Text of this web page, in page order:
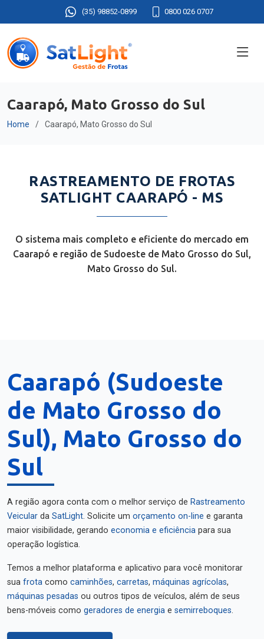
(35) 98852-0899 0800 026 0707
Caarapó, Mato Grosso do Sul
Home Caarapó, Mato Grosso do Sul
RASTREAMENTO DE FROTAS
SATLIGHT CAARAPÓ - MS
O sistema mais completo e eficiente do mercado em
Caarapó e região de Sudoeste de Mato Grosso do Sul,
Mato Grosso do Sul.
Caarapó (Sudoeste
de Mato Grosso do
Sul), Mato Grosso do
Sul
A região agora conta com o melhor serviço de Rastreamento
Veicular da SatLight. Solicite um orçamento on-line e garanta
maior visibilidade, gerando economia e eficiência para sua
operação logística.
Temos a melhor plataforma e aplicativo para você monitorar
sua frota como caminhões, carretas, máquinas agrícolas,
máquinas pesadas ou outros tipos de veículos, além de seus
bens-móveis como geradores de energia e semirreboques.